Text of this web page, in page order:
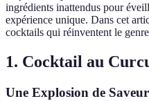
ingrédients inattendus pour
expérience unique. Dans cet
cocktails qui réinventent le
1. Cocktail au
Une Explosion de